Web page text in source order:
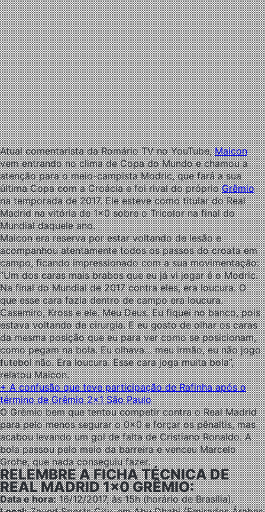
Atual comentarista da Romário TV no YouTube,Maicon
vem entrando no clima de Copa do Mundo e chamou a
atenção para o meio-campista Modric, que fará a sua
última Copa com a Croácia e foi rival do próprioGrêmio
na temporada de 2017. Ele esteve como titular do Real
Madrid na vitória de 1×0 sobre o Tricolor na final do
Mundial daquele ano.
Maicon era reserva por estar voltando de lesão e
acompanhou atentamente todos os passos do croata em
campo, ficando impressionado com a sua movimentação:
“Um dos caras mais brabos que eu já vi jogar é o Modric.
Na final do Mundial de 2017 contra eles, era loucura. O
que esse cara fazia dentro de campo era loucura.
Casemiro, Kross e ele. Meu Deus. Eu fiquei no banco, pois
estava voltando de cirurgia. E eu gosto de olhar os caras
da mesma posição que eu para ver como se posicionam,
como pegam na bola. Eu olhava… meu irmão, eu não jogo
futebol não. Era loucura. Esse cara joga muita bola”,
relatou Maicon.
+ A confusão que teve participação de Rafinha após o
término de Grêmio 2×1 São Paulo
O Grêmio bem que tentou competir contra o Real Madrid
para pelo menos segurar o 0x0 e forçar os pênaltis, mas
acabou levando um gol de falta de Cristiano Ronaldo. A
bola passou pelo meio da barreira e venceu Marcelo
Grohe, que nada conseguiu fazer.
RELEMBRE A FICHA TÉCNICA DE
REAL MADRID 1×0 GRÊMIO:
Data e hora:16/12/2017, às 15h (horário de Brasília).